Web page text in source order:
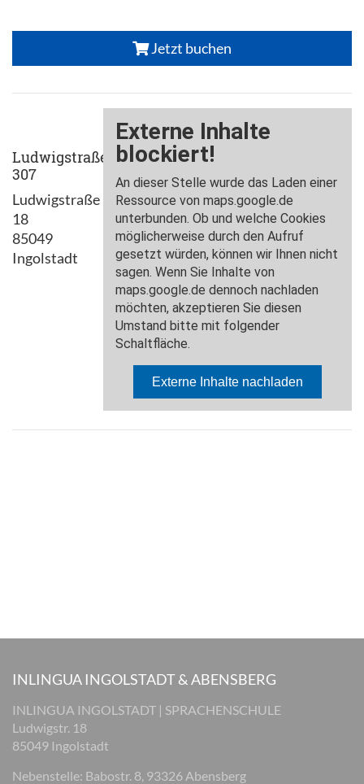
Jetzt buchen
Ludwigstraße
307
Ludwigstraße
18
85049
Ingolstadt
INLINGUA INGOLSTADT & ABENSBERG
INLINGUA INGOLSTADT | SPRACHENSCHULE
Ludwigstr. 18
85049 Ingolstadt
Nebenstelle: Babostr. 8, 93326 Abensberg